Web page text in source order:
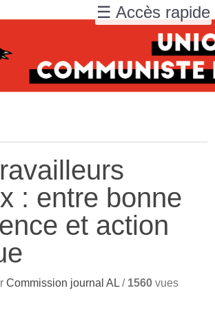
: entre bonne
et action
Commission journal AL / 1560 vues
☰ Accès rapide